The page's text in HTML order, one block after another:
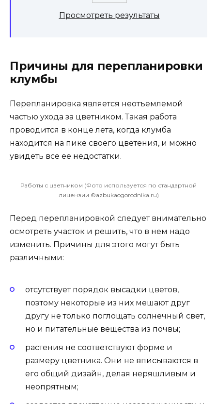
Просмотреть результаты
Причины для перепланировки
клумбы
Перепланировка является неотъемлемой
частью ухода за цветником. Такая работа
проводится в конце лета, когда клумба
находится на пике своего цветения, и можно
увидеть все ее недостатки.
Работы с цветником (Фото используется по стандартной
лицензии ©azbukaogorodnika.ru)
Перед перепланировкой следует внимательно
осмотреть участок и решить, что в нем надо
изменить. Причины для этого могут быть
различными:
отсутствует порядок высадки цветов,
поэтому некоторые из них мешают друг
другу не только поглощать солнечный свет,
но и питательные вещества из почвы;
растения не соответствуют форме и
размеру цветника. Они не вписываются в
его общий дизайн, делая неряшливым и
неопрятным;